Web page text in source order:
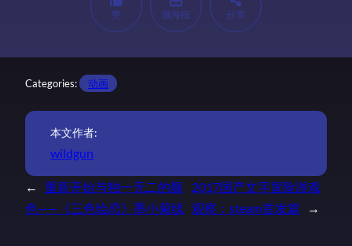
赞 微海报 分享
Categories: 动画
本文作者:
wildgun
←
重新开始与独一无二的颜
色——《三色绘恋》墨小菊线
2017国产文字冒险游戏
观察：steam首发篇
→